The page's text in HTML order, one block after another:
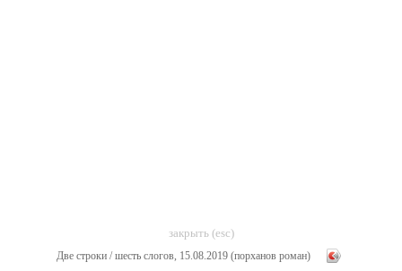
закрыть (esc)
Две строки / шесть слогов, 15.08.2019 (порханов роман)